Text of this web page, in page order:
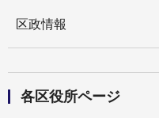
区政情報
各区役所ページ